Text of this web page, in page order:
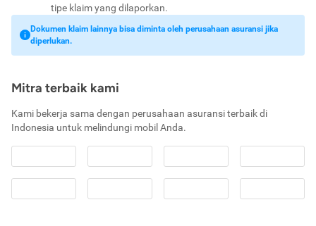
tipe klaim yang dilaporkan.
Dokumen klaim lainnya bisa diminta oleh perusahaan asuransi jika
diperlukan.
Mitra terbaik kami
Kami bekerja sama dengan perusahaan asuransi terbaik di
Indonesia untuk melindungi mobil Anda.